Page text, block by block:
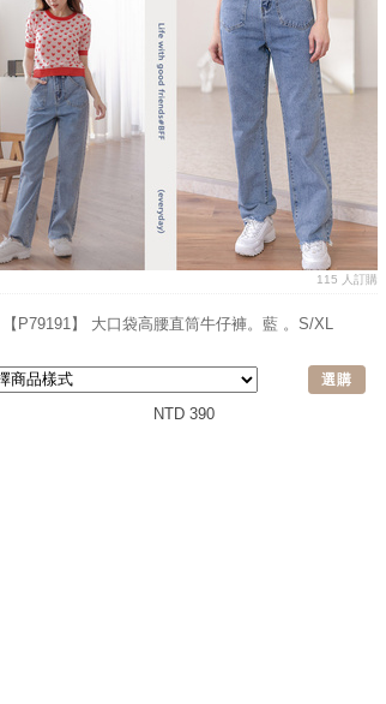
115 人訂購
【P79191】 大口袋高腰直筒牛仔褲。藍 。S/XL
選購
NTD 390